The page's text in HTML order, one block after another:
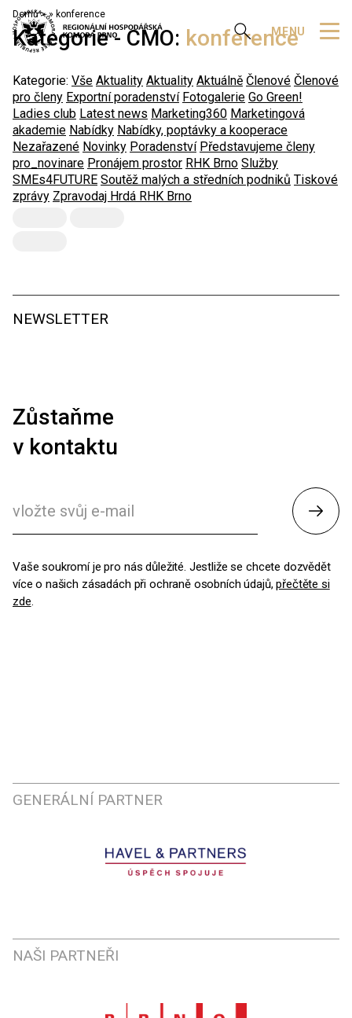
Zobrazit vyhledávání
MENU
Domů » konference
Kategorie - CMO: konference
Kategorie: Vše Aktuality Aktuality Aktuálně Členové Členové
pro členy Exportní poradenství Fotogalerie Go Green!
Ladies club Latest news Marketing360 Marketingová
akademie Nabídky Nabídky, poptávky a kooperace
Nezařazené Novinky Poradenství Představujeme členy
pro_novinare Pronájem prostor RHK Brno Služby
SMEs4FUTURE Soutěž malých a středních podniků Tiskové
zprávy Zpravodaj Hrdá RHK Brno
NEWSLETTER
Zůstaňme
v kontaktu
Vaše soukromí je pro nás důležité. Jestliže se chcete dozvědět
více o našich zásadách při ochraně osobních údajů,přečtěte si
zde.
GENERÁLNÍ PARTNER
NAŠI PARTNEŘI